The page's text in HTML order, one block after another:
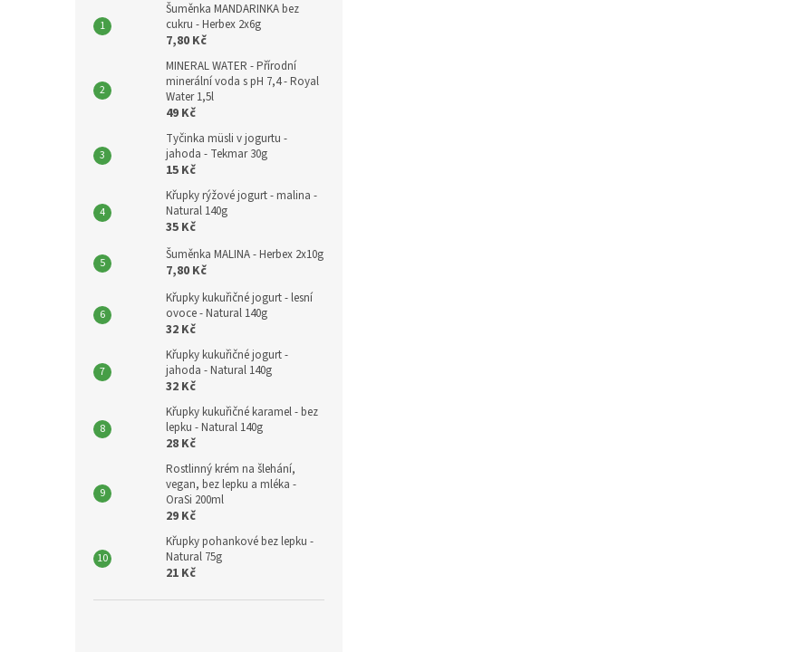
Šuměnka MANDARINKA bez
cukru - Herbex 2x6g
7,80 Kč
MINERAL WATER - Přírodní
minerální voda s pH 7,4 - Royal
Water 1,5l
49 Kč
Tyčinka müsli v jogurtu -
jahoda - Tekmar 30g
15 Kč
Křupky rýžové jogurt - malina -
Natural 140g
35 Kč
Šuměnka MALINA - Herbex 2x10g
7,80 Kč
Křupky kukuřičné jogurt - lesní
ovoce - Natural 140g
32 Kč
Křupky kukuřičné jogurt -
jahoda - Natural 140g
32 Kč
Křupky kukuřičné karamel - bez
lepku - Natural 140g
28 Kč
Rostlinný krém na šlehání,
vegan, bez lepku a mléka -
OraSi 200ml
29 Kč
Křupky pohankové bez lepku -
Natural 75g
21 Kč